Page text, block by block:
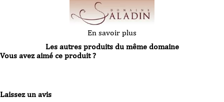
En savoir plus
Les autres produits du même domaine
Vous avez aimé ce produit ?
Laissez un avis